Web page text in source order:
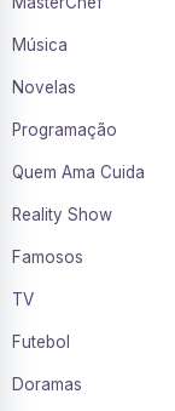
Música
Novelas
Programação
Quem Ama Cuida
Reality Show
Famosos
TV
Futebol
Doramas